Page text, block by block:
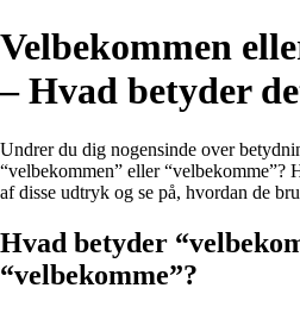
Velbekommen
– Hvad betyder
Undrer du dig nogensinde over
“velbekommen” eller
af disse udtryk og se på, hvordan de
Hvad betyder
“velbekomme”?